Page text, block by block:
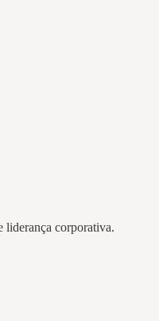
liderança corporativa.